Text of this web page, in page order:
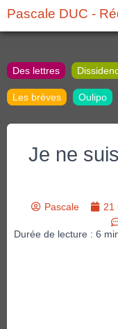
Pascale DUC -
Des lettres
Les brèves Oulipo
Je ne
Pascale 21
Durée de lecture : 6